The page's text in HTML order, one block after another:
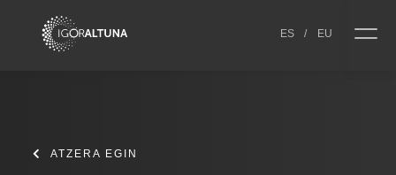
ES / EU
ATZERA EGIN